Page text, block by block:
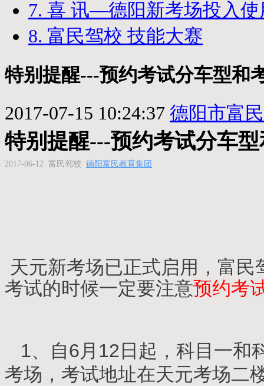
7. 喜 讯—德阳新考场投入
8. 富民驾校 技能大赛
特别提醒---预约考试分车型和
2017-07-15 10:24:37 德阳市富
特别提醒---预约考试分车
2017-06-12 富民驾校 德阳富民教育集团
天元新考场已正式启用，富
考试的时候一定要注意预约考
1、自6月12日起，科目一和
考场，考试地址在天元考场二